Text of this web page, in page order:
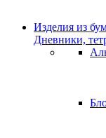
Изделия из
Дневники,